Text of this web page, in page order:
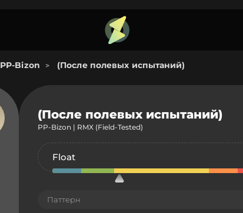
PP-Bizon > (После полевых испытаний)
(После полевых испытаний)
PP-Bizon | RMX (Field-Tested)
Float
Паттерн